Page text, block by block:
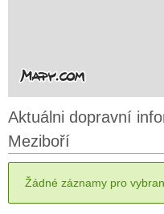
Aktuálni dopravní
Meziboří
Žádné záznamy pro